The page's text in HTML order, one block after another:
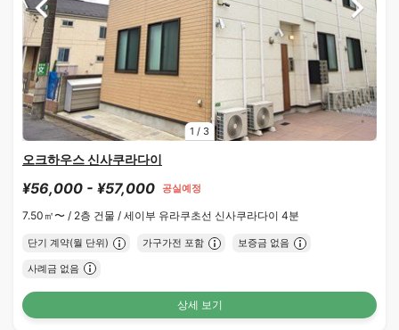
1 / 3
오크하우스 신사쿠라다이
¥56,000 - ¥57,000 공실예정
7.50㎡〜 / 2층 건물 / 세이부 유라쿠초선 신사쿠라다이 4분
단기 계약(월 단위) 가구가전 포함 보증금 없음
사례금 없음
상세 보기